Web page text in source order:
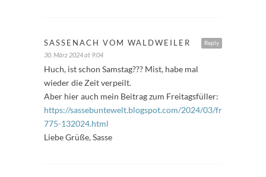
Reply
SASSENACH VOM WALDWEILER
30. März 2024 at 9:04
Huch, ist schon Samstag??? Mist, habe mal
wieder die Zeit verpeilt.
Aber hier auch mein Beitrag zum Freitagsfüller:
https://sassebuntewelt.blogspot.com/2024/03/freitagsfuller-
775-132024.html
Liebe Grüße, Sasse